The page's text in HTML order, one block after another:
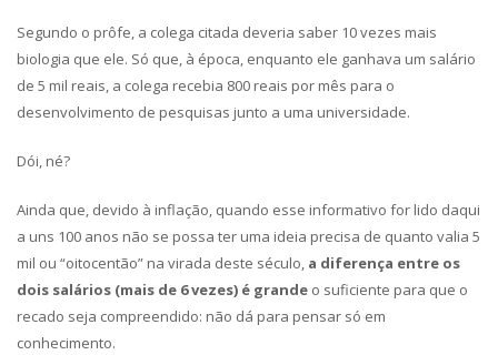
Segundo o prôfe, a colega citada deveria saber 10 vezes mais
biologia que ele. Só que, à época, enquanto ele ganhava um salário
de 5 mil reais, a colega recebia 800 reais por mês para o
desenvolvimento de pesquisas junto a uma universidade.
Dói, né?
Ainda que, devido à inflação, quando esse informativo for lido daqui
a uns 100 anos não se possa ter uma ideia precisa de quanto valia 5
mil ou “oitocentão” na virada deste século, a diferença entre os
dois salários (mais de 6 vezes) é grande o suficiente para que o
recado seja compreendido: não dá para pensar só em
conhecimento.